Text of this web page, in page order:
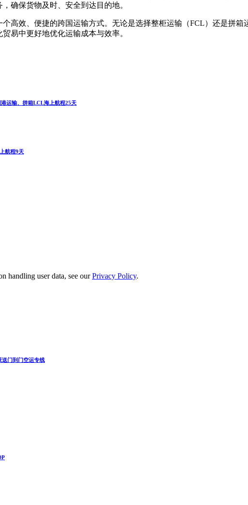
确保货物及时、安全到达目的地。
高效、便捷的跨国运输方式。无论是选择整柜运输（FCL）还是拼
易中更好地优化运输成本与效率。
运输、拼箱LCL海上航程25天
航程9天
handling user data, see ourPrivacy Policy.
门到门空运专线